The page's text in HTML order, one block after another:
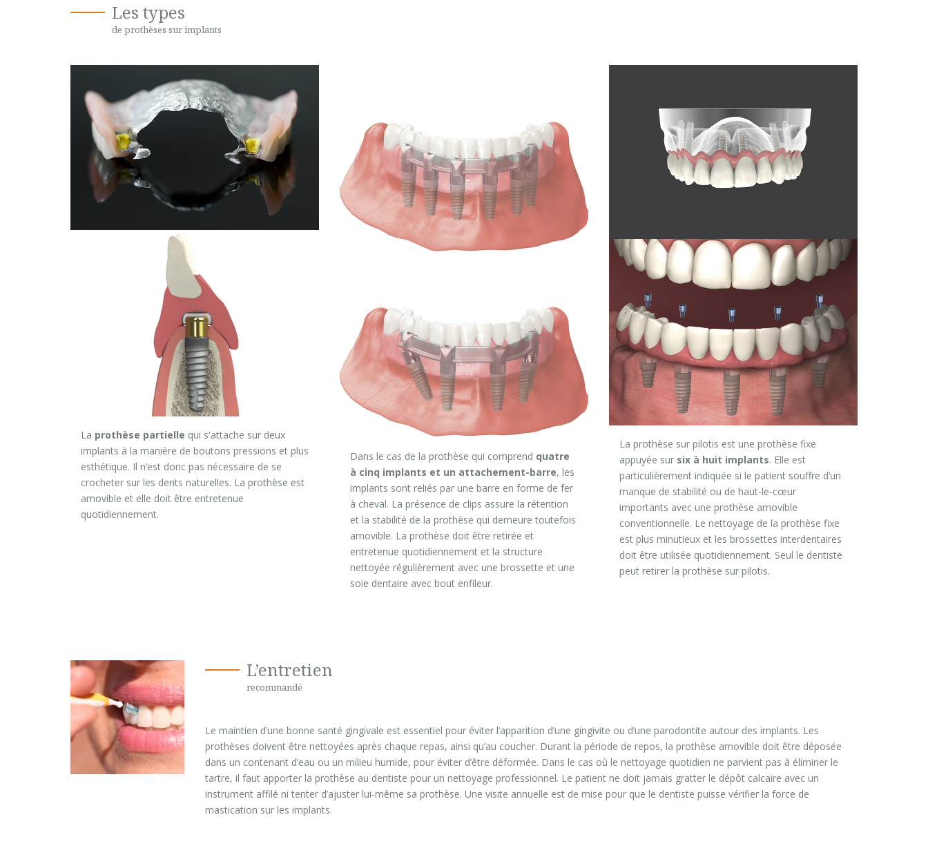
Les types
de prothèses sur implants
La prothèse partielle qui s'attache sur deux
implants à la manière de boutons pressions et plus
esthétique. Il n’est donc pas nécessaire de se
crocheter sur les dents naturelles. La prothèse est
amovible et elle doit être entretenue
quotidiennement.
Dans le cas de la prothèse qui comprend quatre
à cinq implants et un attachement-barre, les
implants sont reliés par une barre en forme de fer
à cheval. La présence de clips assure la rétention
et la stabilité de la prothèse qui demeure toutefois
amovible. La prothèse doit être retirée et
entretenue quotidiennement et la structure
nettoyée régulièrement avec une brossette et une
soie dentaire avec bout enfileur.
La prothèse sur pilotis est une prothèse fixe
appuyée sur six à huit implants. Elle est
particulièrement indiquée si le patient souffre d’un
manque de stabilité ou de haut-le-cœur
importants avec une prothèse amovible
conventionnelle. Le nettoyage de la prothèse fixe
est plus minutieux et les brossettes interdentaires
doit être utilisée quotidiennement. Seul le dentiste
peut retirer la prothèse sur pilotis.
L’entretien
recommandé
Le maintien d’une bonne santé gingivale est essentiel pour éviter l’apparition d’une gingivite ou d’une parodontite autour des implants. Les
prothèses doivent être nettoyées après chaque repas, ainsi qu’au coucher. Durant la période de repos, la prothèse amovible doit être déposée
dans un contenant d’eau ou un milieu humide, pour éviter d’être déformée. Dans le cas où le nettoyage quotidien ne parvient pas à éliminer le
tartre, il faut apporter la prothèse au dentiste pour un nettoyage professionnel. Le patient ne doit jamais gratter le dépôt calcaire avec un
instrument affilé ni tenter d’ajuster lui-même sa prothèse. Une visite annuelle est de mise pour que le dentiste puisse vérifier la force de
mastication sur les implants.